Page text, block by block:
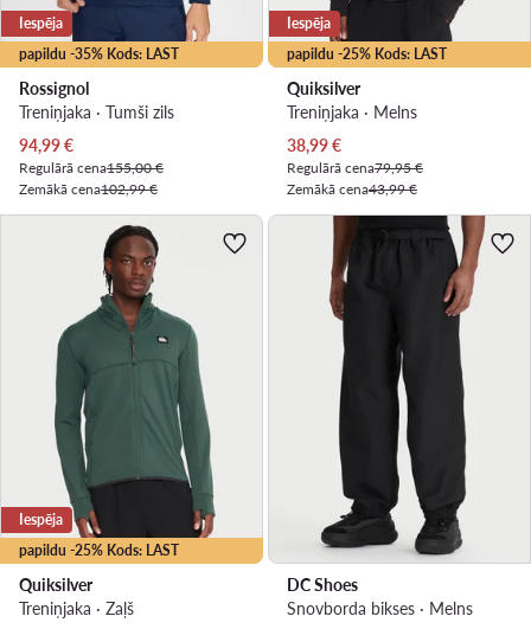
papildu -35% Kods: LAST
Iespēja
Rossignol
Treniņjaka · Tumši zils
Pašreizējā cena
94,99€
Regulārā cena155,00 €
Zemākā cena102,99 €
papildu -25% Kods: LAST
Iespēja
Quiksilver
Treniņjaka · Melns
Pašreizējā cena
38,99€
Regulārā cena79,95 €
Zemākā cena43,99 €
papildu -25% Kods: LAST
Iespēja
Quiksilver
Treniņjaka · Zaļš
DC Shoes
Snovborda bikses · Melns